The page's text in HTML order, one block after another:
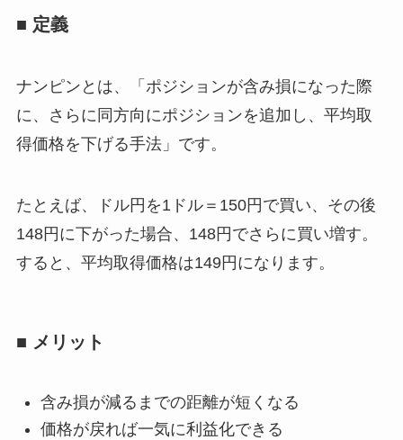
■ 定義
ナンピンとは、「ポジションが含み損になった際
に、さらに同方向にポジションを追加し、平均取
得価格を下げる手法」です。
たとえば、ドル円を1ドル＝150円で買い、その後
148円に下がった場合、148円でさらに買い増す。
すると、平均取得価格は149円になります。
■ メリット
含み損が減るまでの距離が短くなる
価格が戻れば一気に利益化できる